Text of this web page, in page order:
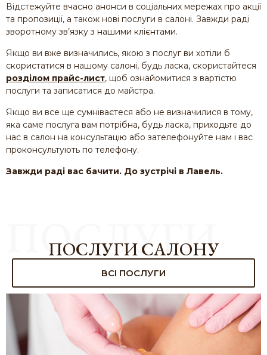
Відстежуйте вчасно анонси в соціальних мережах про акції
та пропозиції, а також нові послуги в салоні. Завжди раді
зворотному зв’язку з нашими клієнтами.
Якщо ви вже визначились, якою з послуг ви хотіли б
скористатися в нашому салоні, будь ласка, скористайтеся
розділом прайс-лист, щоб ознайомитися з вартістю
послуги та записатися до майстра.
Якщо ви все ще сумніваєтеся або не визначилися в тому,
яка саме послуга вам потрібна, будь ласка, приходьте до
нас в салон на консультацію або зателефонуйте нам і вас
проконсультують по телефону.
Завжди раді вас бачити. До зустрічі в Лавель.
ПОСЛУГИ
ПОСЛУГИ САЛОНУ
ВСІ ПОСЛУГИ